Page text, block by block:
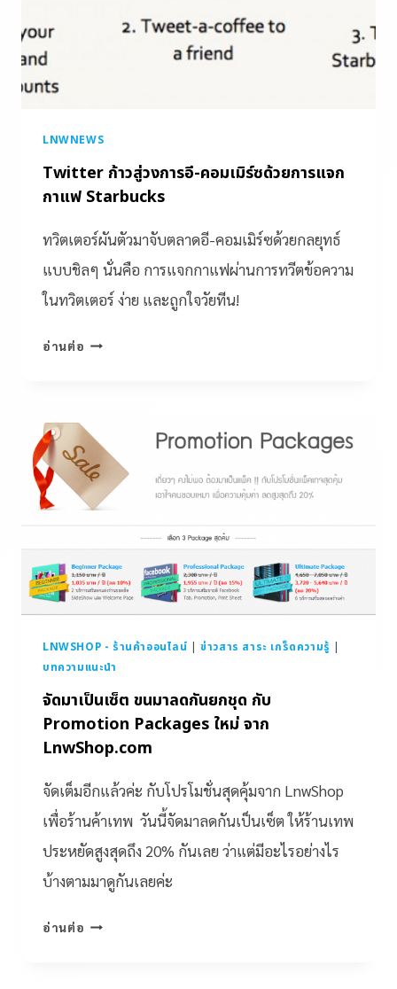
LNWNEWS
Twitter ก้าวสู่วงการอี-คอมเมิร์ซด้วยการแจก
กาแฟ Starbucks
ทวิตเตอร์ผันตัวมาจับตลาดอี-คอมเมิร์ซด้วยกลยุทธ์
แบบชิลๆ นั่นคือ การแจกกาแฟผ่านการทวีตข้อความ
ในทวิตเตอร์ ง่าย และถูกใจวัยทีน!
อ่านต่อ
LNWSHOP - ร้านค้าออนไลน์ |ข่าวสาร สาระ เกร็ดความรู้ |
บทความแนะนำ
จัดมาเป็นเซ็ต ขนมาลดกันยกชุด กับ
Promotion Packages ใหม่ จาก
LnwShop.com
จัดเต็มอีกแล้วค่ะ กับโปรโมชั่นสุดคุ้มจาก LnwShop
เพื่อร้านค้าเทพ วันนี้จัดมาลดกันเป็นเซ็ต ให้ร้านเทพ
ประหยัดสูงสุดถึง 20% กันเลย ว่าแต่มีอะไรอย่างไร
บ้างตามมาดูกันเลยค่ะ
อ่านต่อ